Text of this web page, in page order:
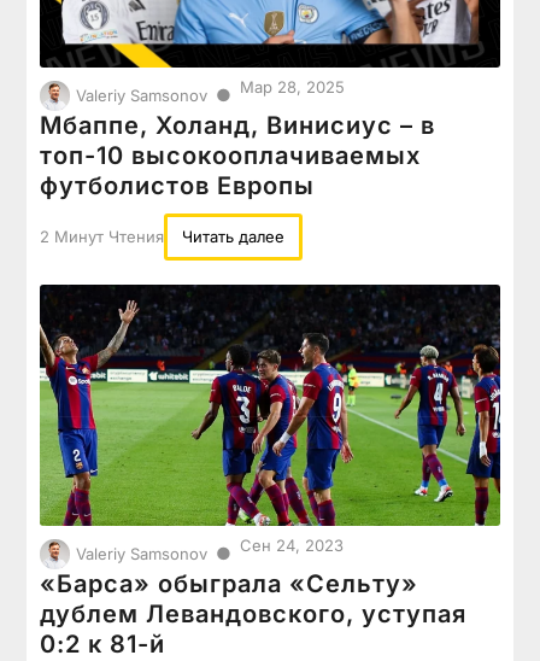
Valeriy Samsonov ● Мар 28, 2025
Мбаппе, Холанд, Винисиус – в
топ-10 высокооплачиваемых
футболистов Европы
2 Минут Чтения Читать далее
Valeriy Samsonov ● Сен 24, 2023
«Барса» обыграла «Сельту»
дублем Левандовского, уступая
0:2 к 81-й